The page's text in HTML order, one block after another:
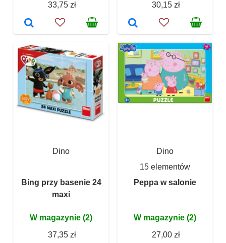
33,75 zł
30,15 zł
Dino
Bing przy basenie 24
maxi
W magazynie (2)
37,35 zł
Dino
15 elementów
Peppa w salonie
W magazynie (2)
27,00 zł